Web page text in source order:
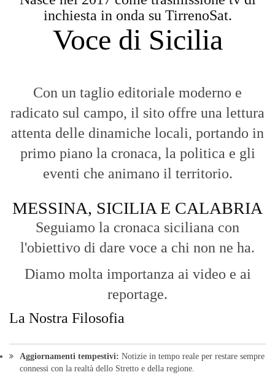
inchiesta in onda su TirrenoSat.
Voce di Sicilia
Con un taglio editoriale moderno e
radicato sul campo, il sito offre una lettura
attenta delle dinamiche locali, portando in
primo piano la cronaca, la politica e gli
eventi che animano il territorio.
MESSINA, SICILIA E CALABRIA
Seguiamo la cronaca siciliana con
l'obiettivo di dare voce a chi non ne ha.
Diamo molta importanza ai video e ai
reportage.
La Nostra Filosofia
Aggiornamenti tempestivi: Notizie in tempo reale per restare sempre
connessi con la realtà dello Stretto e della regione.